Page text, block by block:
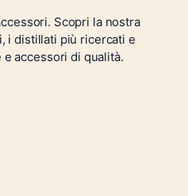
Scopri la nostra
i distillati più ricercati e
accessori di qualità.